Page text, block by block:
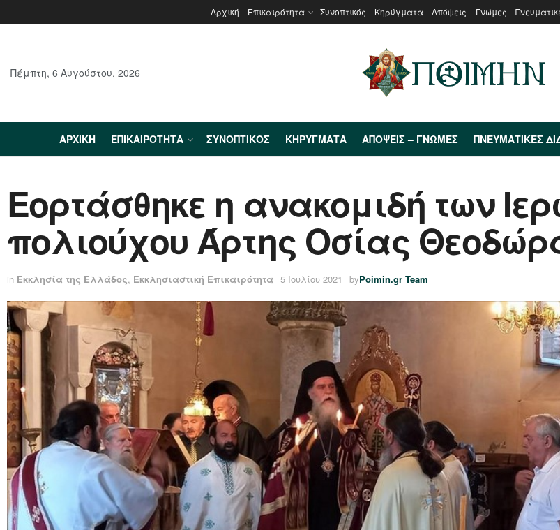
Αρχική Επικαιρότητα Συνοπτικός Κηρύγματα Απόψεις – Γνώμες
Πέμπτη, 6 Αυγούστου, 2026
ΑΡΧΙΚΉ ΕΠΙΚΑΙΡΌΤΗΤΑ ΣΥΝΟΠΤΙΚΌΣ ΚΗΡΎΓΜΑΤΑ ΑΠΌΨΕΙΣ – ΓΝΏΜΕΣ ΠΝΕΥΜΑΤΙΚΈΣ
Εορτάσθηκε η ανακομιδή των
πολιούχου Άρτης Οσίας
in Εκκλησία της Ελλάδος, Εκκλησιαστική Επικαιρότητα 5 Ιουλίου 2021 byPoimin.gr Team